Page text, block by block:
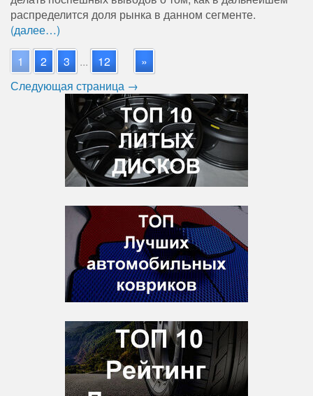
распределится доля рынка в данном сегменте.
(далее…)
1
2 3 ... 12
»
Следующая страница →